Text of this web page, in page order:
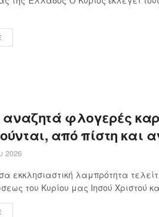
αναζητά φλογερές
από πίστη και
2026
εκκλησιαστική λαμπρότητα
του Κυρίου μας Ιησού Χριστού